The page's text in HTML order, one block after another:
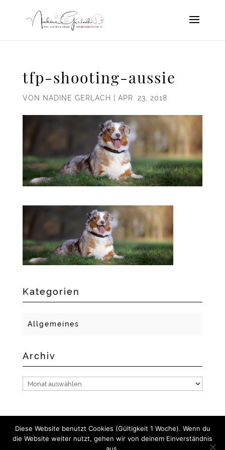
tfp-shooting-aussie
VON NADINE GERLACH APR. 23, 2018
Kategorien
Allgemeines
Archiv
Archiv
Diese Website benutzt Cookies (Gültigkeit 1 Woche). Wenn du
die Website weiter nutzt, gehen wir von deinem Einverständnis